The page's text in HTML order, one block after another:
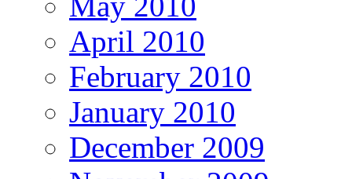
April 2010
February 2010
January 2010
December 2009